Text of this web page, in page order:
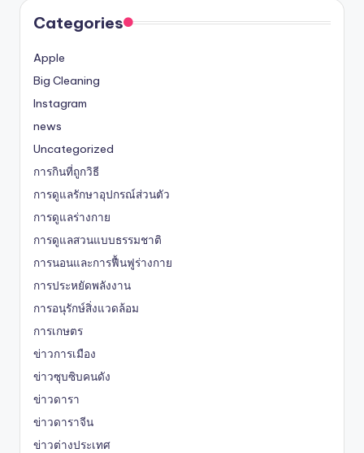
Categories
Apple
Big Cleaning
Instagram
news
Uncategorized
การกินที่ถูกวิธี
การดูแลรักษาอุปกรณ์ส่วนตัว
การดูแลร่างกาย
การดูแลสวนแบบธรรมชาติ
การนอนและการฟื้นฟูร่างกาย
การประหยัดพลังงาน
การอนุรักษ์สิ่งแวดล้อม
การเกษตร
ข่าวการเมือง
ข่าวซุบซิบคนดัง
ข่าวดารา
ข่าวดาราจีน
ข่าวต่างประเทศ